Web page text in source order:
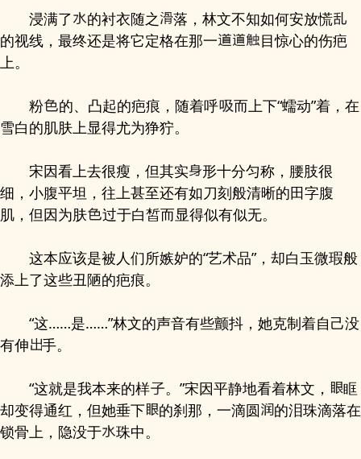
浸满了 的衬衣随之
落，林文不知如何安放慌
的视线，最终还是将它定格在那一
目惊心的伤疤
上。
粉 的、凸起的疤痕，随着呼
而上下“蠕动”着，在
雪白的肌肤上显得尤为狰狞。
宋因看上去很瘦，但其实
形十分匀称，腰肢很
细，小腹平坦，往上甚至还有如刀刻般清晰的田字腹
肌，但因为肤
过于白皙而显得似有似无。
这本应该是被人们所嫉妒的“艺术品”，却白玉微瑕般
添上了这些丑陋的疤痕。
“这……是……”林文的声音有些颤抖，她克制着自己没
有伸
手。
“这就是我本来的样 。”宋因平静地看着林文，
眶
却变得通红，但她垂下
的刹那，一滴圆
的泪珠滴落在
锁骨上，隐没于
珠中。